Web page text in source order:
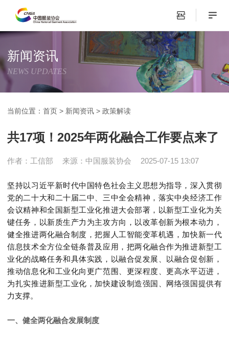
新闻资讯
NEWS UPDATES
当前位置：首页 > 新闻资讯 >政策解读
共17项！2025年两化融合工作要点来了
作者：工信部 来源：中国服装协会 2025-07-15 13:07
坚持以习近平新时代中国特色社会主义思想为指导，深入贯彻
党的二十大和二十届二中、三中全会精神，落实中央经济工作
会议精神和全国新型工业化推进大会部署，以新型工业化为关
键任务，以新质生产力为主攻方向，以改革创新为根本动力，
健全推进两化融合制度，把握人工智能变革机遇，加快新一代
信息技术全方位全链条普及应用，把两化融合作为推进新型工
业化的战略任务和具体实践，以融合促发展、以融合促创新，
推动信息化和工业化向更广范围、更深程度、更高水平迈进，
为扎实推进新型工业化，加快建设制造强国、网络强国提供有
力支撑。
一、健全两化融合发展制度